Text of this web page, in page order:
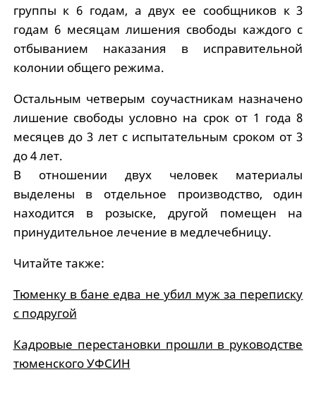
группы к 6 годам, а двух ее сообщников к 3
годам 6 месяцам лишения свободы каждого с
отбыванием наказания в исправительной
колонии общего режима.
Остальным четверым соучастникам назначено
лишение свободы условно на срок от 1 года 8
месяцев до 3 лет с испытательным сроком от 3
до 4 лет.
В отношении двух человек материалы
выделены в отдельное производство, один
находится в розыске, другой помещен на
принудительное лечение в медлечебницу.
Читайте также:
Тюменку в бане едва не убил муж за переписку
с подругой
Кадровые перестановки прошли в руководстве
тюменского УФСИН